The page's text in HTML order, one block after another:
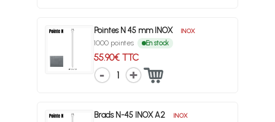
Pointes N 45 mm INOX INOX
1000 pointes En stock
55.90€ TTC
1
Brads N-45 INOX A2 INOX